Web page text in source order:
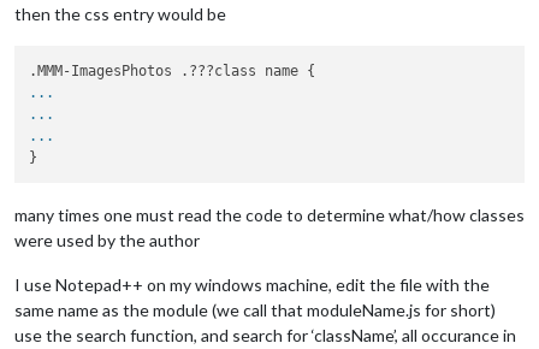
then the css entry would be
...
...
...
many times one must read the code to determine what/how classes
were used by the author
I use Notepad++ on my windows machine, edit the file with the
same name as the module (we call that moduleName.js for short)
use the search function, and search for ‘className’, all occurance in